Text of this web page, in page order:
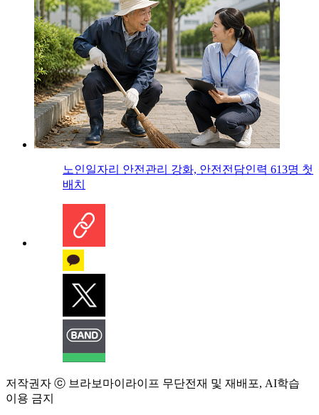
노인일자리 안전관리 강화, 안전전담인력 613명 첫
배치
저작권자 ⓒ 브라보마이라이프 무단전재 및 재배포, AI학습
이용 금지